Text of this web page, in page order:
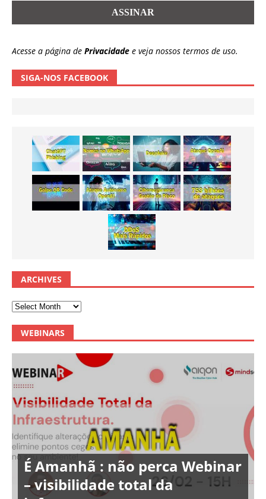
Acesse a página de Privacidade e veja nossos termos de uso.
SIGA-NOS FACEBOOK
ARCHIVES
WEBINARS
É Amanhã : não perca Webinar
– visibilidade total da